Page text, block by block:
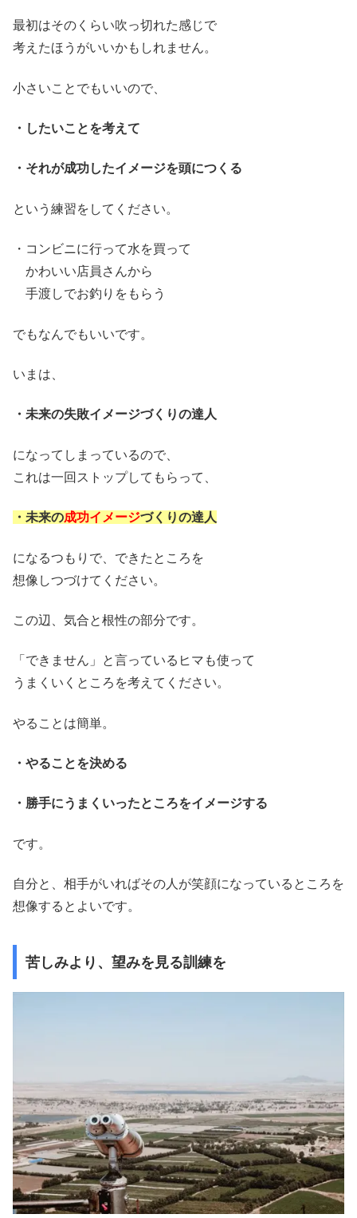
最初はそのくらい吹っ切れた感じで
考えたほうがいいかもしれません。
小さいことでもいいので、
・したいことを考えて
・それが成功したイメージを頭につくる
という練習をしてください。
・コンビニに行って水を買って
かわいい店員さんから
手渡しでお釣りをもらう
でもなんでもいいです。
いまは、
・未来の失敗イメージづくりの達人
になってしまっているので、
これは一回ストップしてもらって、
・未来の成功イメージづくりの達人
になるつもりで、できたところを
想像しつづけてください。
この辺、気合と根性の部分です。
「できません」と言っているヒマも使って
うまくいくところを考えてください。
やることは簡単。
・やることを決める
・勝手にうまくいったところをイメージする
です。
自分と、相手がいればその人が笑顔になっているところを
想像するとよいです。
苦しみより、望みを見る訓練を